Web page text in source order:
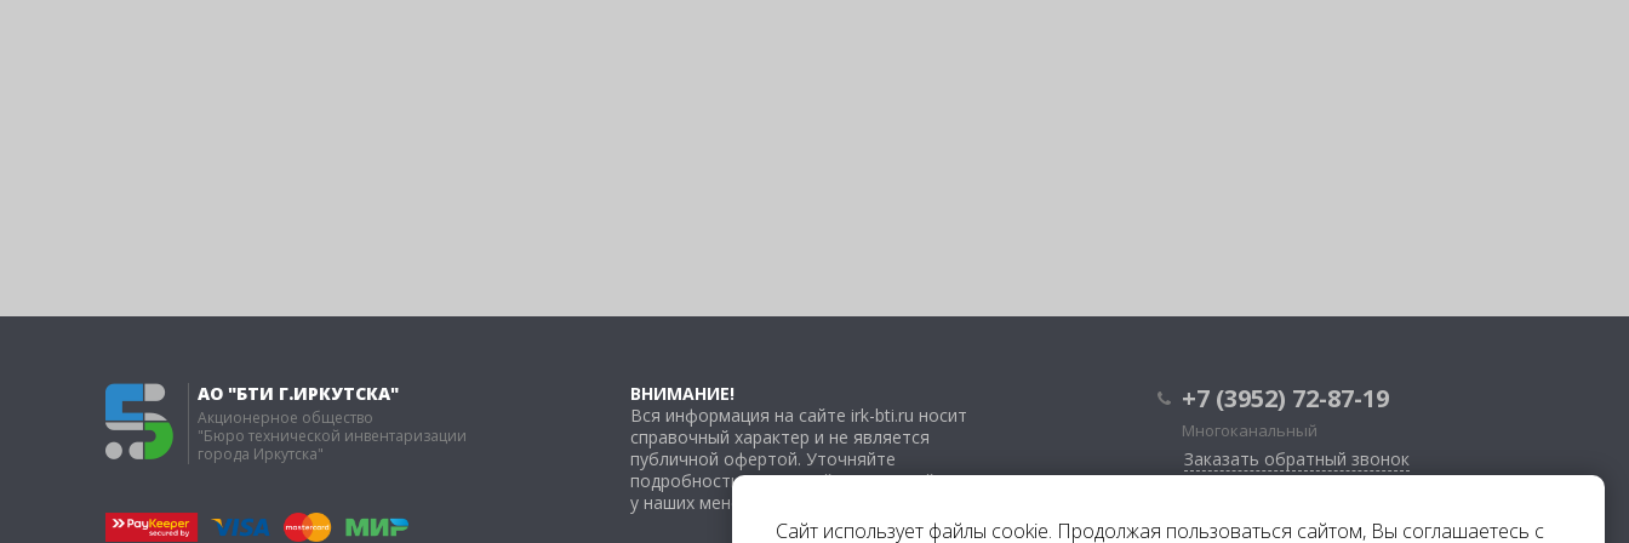
АО "БТИ Г.ИРКУТСКА"
Акционерное общество
"Бюро технической инвентаризации
города Иркутска"
ВНИМАНИЕ!
Вся информация на сайте irk-bti.ru носит
справочный характер и не является
публичной офертой. Уточняйте
подробности по каждой конкретной услуге
у наших менеджеров.
+7 (3952) 72-87-19
Многоканальный
Заказать обратный звонок
г. Иркутск, ул. Дзержинского, ст. 32а
Сайт использует файлы cookie. Продолжая пользоваться сайтом, Вы соглашаетесь с